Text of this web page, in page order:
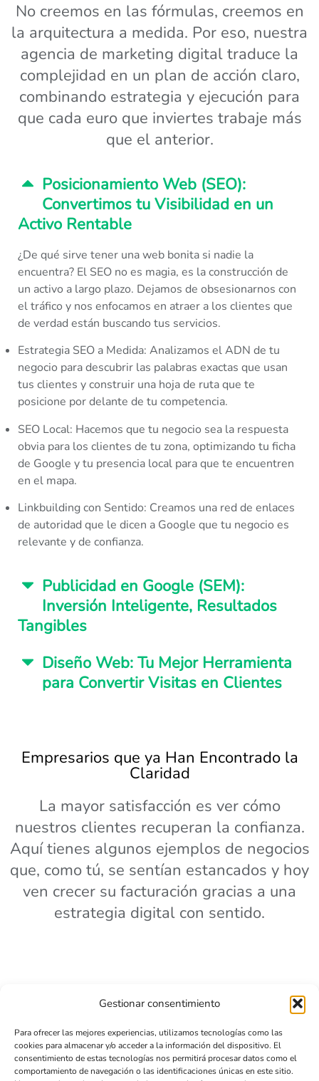
Gestionar consentimiento
Para ofrecer las mejores experiencias, utilizamos tecnologías como las
cookies para almacenar y/o acceder a la información del dispositivo. El
consentimiento de estas tecnologías nos permitirá procesar datos como el
comportamiento de navegación o las identificaciones únicas en este sitio.
No creemos en las fórmulas, creemos en
la arquitectura a medida. Por eso, nuestra
agencia de marketing digital traduce la
complejidad en un plan de acción claro,
combinando estrategia y ejecución para
que cada euro que inviertes trabaje más
que el anterior.
Posicionamiento Web (SEO):
Convertimos tu Visibilidad en un
Activo Rentable​
¿De qué sirve tener una web bonita si nadie la
encuentra? El SEO no es magia, es la construcción de
un activo a largo plazo. Dejamos de obsesionarnos con
el tráfico y nos enfocamos en atraer a los clientes que
de verdad están buscando tus servicios.
Estrategia SEO a Medida: Analizamos el ADN de tu
negocio para descubrir las palabras exactas que usan
tus clientes y construir una hoja de ruta que te
posicione por delante de tu competencia.
SEO Local: Hacemos que tu negocio sea la respuesta
obvia para los clientes de tu zona, optimizando tu ficha
de Google y tu presencia local para que te encuentren
en el mapa.
Linkbuilding con Sentido: Creamos una red de enlaces
de autoridad que le dicen a Google que tu negocio es
relevante y de confianza.
Publicidad en Google (SEM):
Inversión Inteligente, Resultados
Tangibles
Diseño Web: Tu Mejor Herramienta
para Convertir Visitas en Clientes
Empresarios que ya Han Encontrado la
Claridad
La mayor satisfacción es ver cómo
nuestros clientes recuperan la confianza.
Aquí tienes algunos ejemplos de negocios
que, como tú, se sentían estancados y hoy
ven crecer su facturación gracias a una
estrategia digital con sentido.